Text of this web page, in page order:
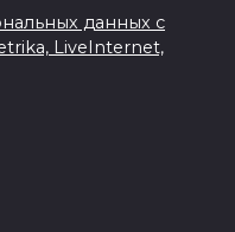
данных с
LiveInternet,